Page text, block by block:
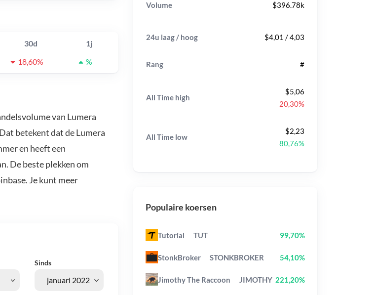
30d
1j
18,60% %
van Lumera
betekent dat de Lumera
en heeft een
De beste plekken om
Je kunt meer
Sinds
Volume $396.78k
24u laag / hoog $4,01 / 4,03
Rang #
All Time high
$5,06
20,30%
All Time low
$2,23
80,76%
Populaire koersen
Tutorial TUT 99,70%
StonkBroker STONKBROKER 54,10%
Jimothy The Raccoon JIMOTHY 221,20%